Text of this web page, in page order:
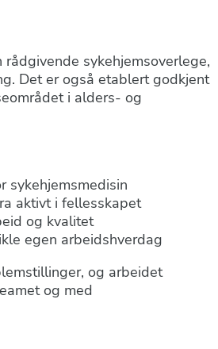
sykehjemsoverlege,
Det er også etablert godkjent
i alders- og
sykehjemsmedisin
aktivt i fellesskapet
og kvalitet
egen arbeidshverdag
og arbeidet
og med